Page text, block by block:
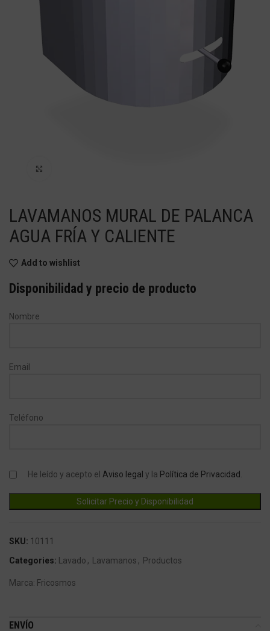
LAVAMANOS MURAL DE PALANCA
AGUA FRÍA Y CALIENTE
Add to wishlist
Disponibilidad y precio de producto
Nombre
Email
Teléfono
He leído y acepto el Aviso legal y la Política de Privacidad
SKU: 10111
Categories:
Lavado , Lavamanos , Productos
Marca: Fricosmos
ENVÍO